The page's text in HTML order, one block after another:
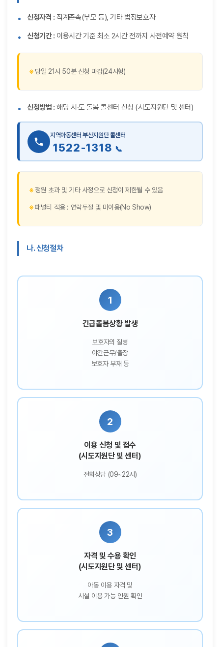
신청자격 : 직계존속(부모 등), 기타 법정보호자
신청기간 : 이용시간 기준 최소 2시간 전까지 사전예약 원칙
당일 21시 50분 신청 마감(24시형)
신청방법 : 해당 시·도 돌봄 콜센터 신청 (시도지원단 및 센터)
지역아동센터 부산지원단 콜센터
1522-1318
정원 초과 및 기타 사정으로 신청이 제한될 수 있음
패널티 적용 : 연락두절 및 미이용(No Show)
나. 신청절차
1
긴급돌봄상황 발생
보호자의 질병
야간근무/출장
보호자 부재 등
2
이용 신청 및 접수
(시도지원단 및 센터)
전화상담 (09~22시)
3
자격 및 수용 확인
(시도지원단 및 센터)
아동 이용 자격 및
시설 이용 가능 인원 확인